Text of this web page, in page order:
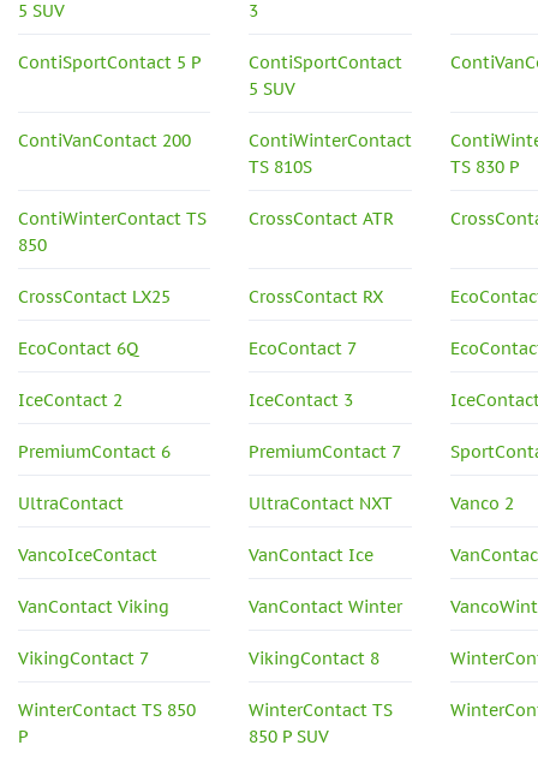
5 SUV
3
ContiSportContact 5 P
ContiSportContact
5 SUV
ContiVanContact 200
ContiWinterContact
TS 810S
TS 830 P
ContiWinterContact TS
850
CrossContact ATR
CrossContact LX25 CrossContact RX
EcoContact 6Q EcoContact 7
IceContact 2 IceContact 3
PremiumContact 6 PremiumContact 7
UltraContact UltraContact NXT Vanco 2
VancoIceContact VanContact Ice
VanContact Viking VanContact Winter
VikingContact 7 VikingContact 8
WinterContact TS 850
P
WinterContact TS
850 P SUV